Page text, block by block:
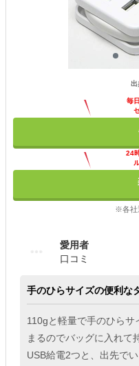
出
毎
24
※各社
愛用者
口コミ
手のひらサイズの便利な
110gと軽量で手のひら
まるのでバッグに入れて
USB給電2つと、出先で